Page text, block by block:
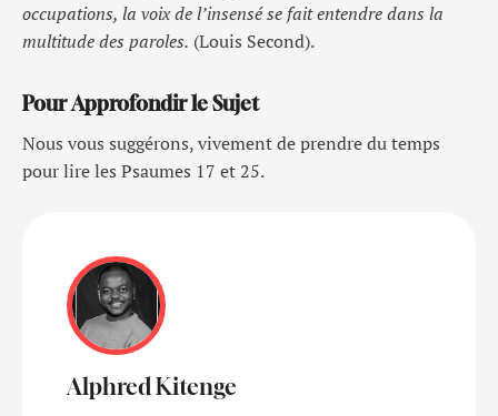
occupations, la voix de l’insensé se fait entendre dans la
multitude des paroles. (Louis Second).
Pour Approfondir le Sujet
Nous vous suggérons, vivement de prendre du temps
pour lire les Psaumes 17 et 25.
Alphred Kitenge